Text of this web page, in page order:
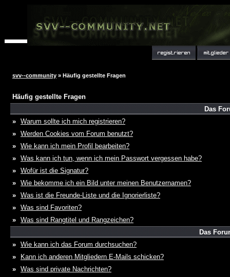
svv--community » Häufig gestellte Fragen
Häufig gestellte Fragen
Das
» Warum sollte ich mich registrieren?
» Werden Cookies vom Forum benutzt?
» Wie kann ich mein Profil bearbeiten?
» Was kann ich tun, wenn ich mein Passwort vergessen habe?
» Wofür ist die Signatur?
» Wie bekomme ich ein Bild unter meinen Benutzernamen?
» Was ist die Freunde-Liste und die Ignorierliste?
» Was sind Favoriten?
» Was sind Rangtitel und Rangzeichen?
Das
» Wie kann ich das Forum durchsuchen?
»
Kann ich anderen Mitgliedern E-Mails schicken?
» Was sind private Nachrichten?